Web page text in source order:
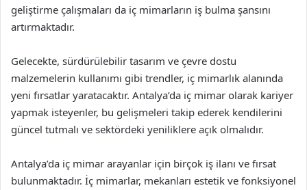
geliştirme çalışmaları da iç mimarların iş bulma şansını
artırmaktadır.
Gelecekte, sürdürülebilir tasarım ve çevre dostu
malzemelerin kullanımı gibi trendler, iç mimarlık alanında
yeni fırsatlar yaratacaktır. Antalya’da iç mimar olarak kariyer
yapmak isteyenler, bu gelişmeleri takip ederek kendilerini
güncel tutmalı ve sektördeki yeniliklere açık olmalıdır.
Antalya’da iç mimar arayanlar için birçok iş ilanı ve fırsat
bulunmaktadır. İç mimarlar, mekanları estetik ve fonksiyonel